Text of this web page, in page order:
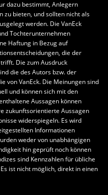
dazu bestimmt, Anlegern
zu bieten, und sollten nicht als
werden. Die VanEck
Tochterunternehmen
Haftung in Bezug auf
die der
Die zum Ausdruck
die des Autors bzw. der
von VanEck. Die Meinungen sind
und können sich mit den
Aussagen können
zukunftsorientierte Aussagen
widerspiegeln. Es wird
Informationen
weder von unabhängigen
hin geprüft noch können
sind Kennzahlen für übliche
ist nicht möglich, direkt in einen